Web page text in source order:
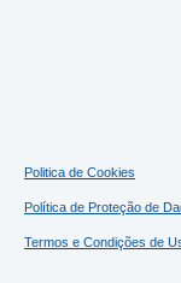
Politica de Cookies
Política de Proteção de
Termos e Condições de